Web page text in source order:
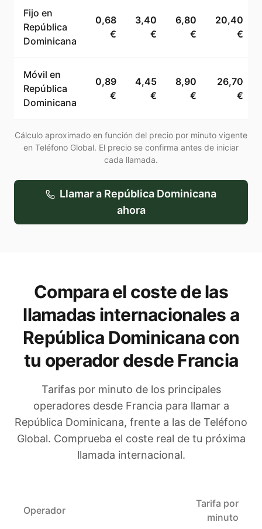
Fijo en
República
Dominicana
0,68
€
3,40
€
6,80
€
20,40
€
Móvil en
República
Dominicana
0,89
€
4,45
€
8,90
€
26,70
€
Cálculo aproximado en función del precio por minuto vigente
en Teléfono Global. El precio se confirma antes de iniciar
cada llamada.
Llamar a República Dominicana
ahora
Compara el coste de las
llamadas internacionales a
República Dominicanacon
tu operadordesde Francia
Tarifas por minuto de los principales
operadores desde Francia para llamar a
República Dominicana, frente a las de Teléfono
Global. Comprueba el coste real de tu próxima
llamada internacional.
Operador
Tarifa por
minuto